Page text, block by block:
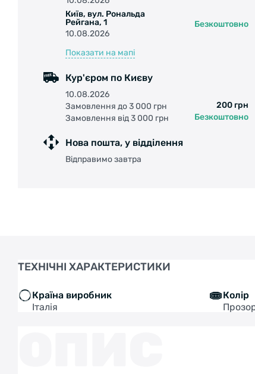
Київ, вул. Рональда
Рейгана, 1
10.08.2026
Безкоштовно
Показати на мапі
Кур'єром по Києву
10.08.2026
Замовлення до 3 000 грн
200 грн
Замовлення від 3 000 грн
Безкоштовно
Нова пошта, у відділення
Відправимо завтра
ТЕХНІЧНІ ХАРАКТЕРИСТИКИ
Країна виробник
Італія
Колір